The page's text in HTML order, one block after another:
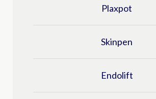
Plaxpot
Skinpen
Endolift